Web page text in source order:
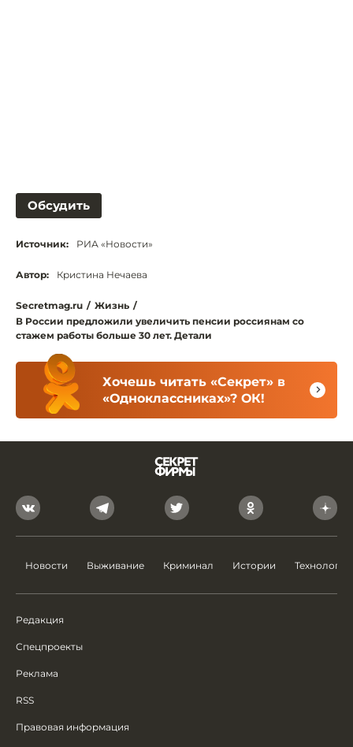
Обсудить
Источник: РИА «Новости»
Автор: Кристина Нечаева
Secretmag.ru / Жизнь /
В России предложили увеличить пенсии россиянам со
стажем работы больше 30 лет. Детали
Хочешь читать «Секрет» в
«Одноклассниках»? ОК!
Новости Выживание Криминал Истории Технологии
Редакция
Спецпроекты
Реклама
RSS
Правовая информация